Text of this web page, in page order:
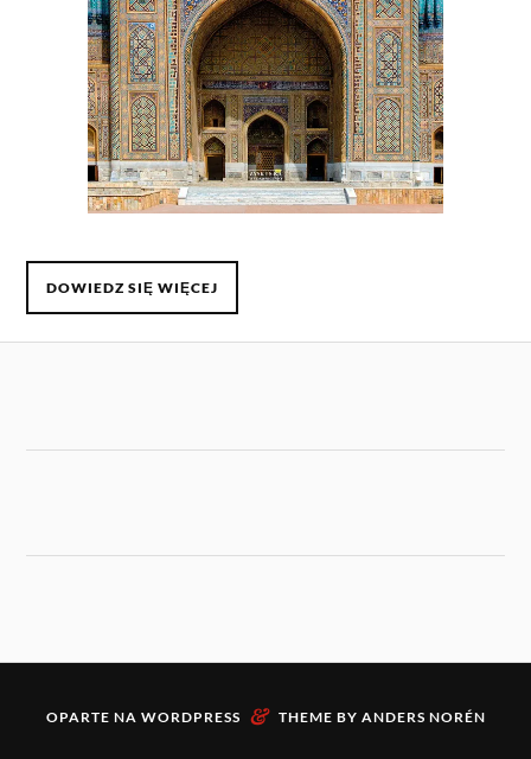
DOWIEDZ SIĘ WIĘCEJ
OPARTE NA WORDPRESS & THEME BY ANDERS NORÉN